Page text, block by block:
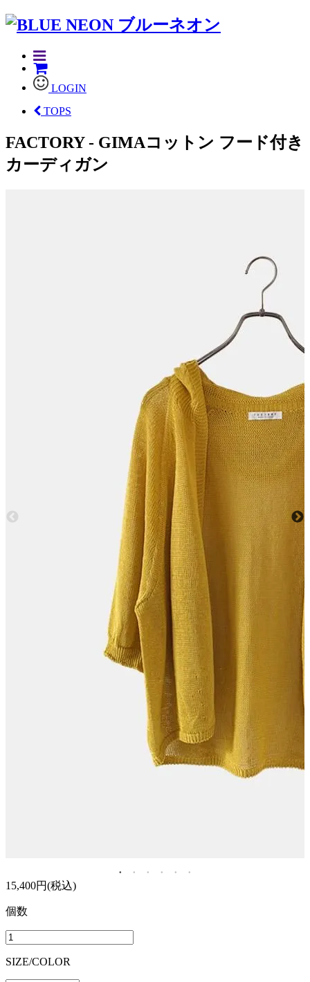
LOGIN
TOPS
FACTORY - GIMAコットン フード付き
カーディガン
15,400円(税込)
個数
SIZE/COLOR